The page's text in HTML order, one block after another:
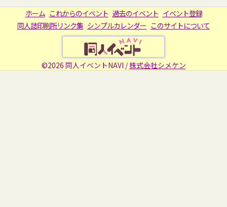
ホーム これからのイベント 過去のイベント イベント登録
同人誌印刷所リンク集 シンプルカレンダー このサイトについて
©2026 同人イベントNAVI /株式会社シメケン